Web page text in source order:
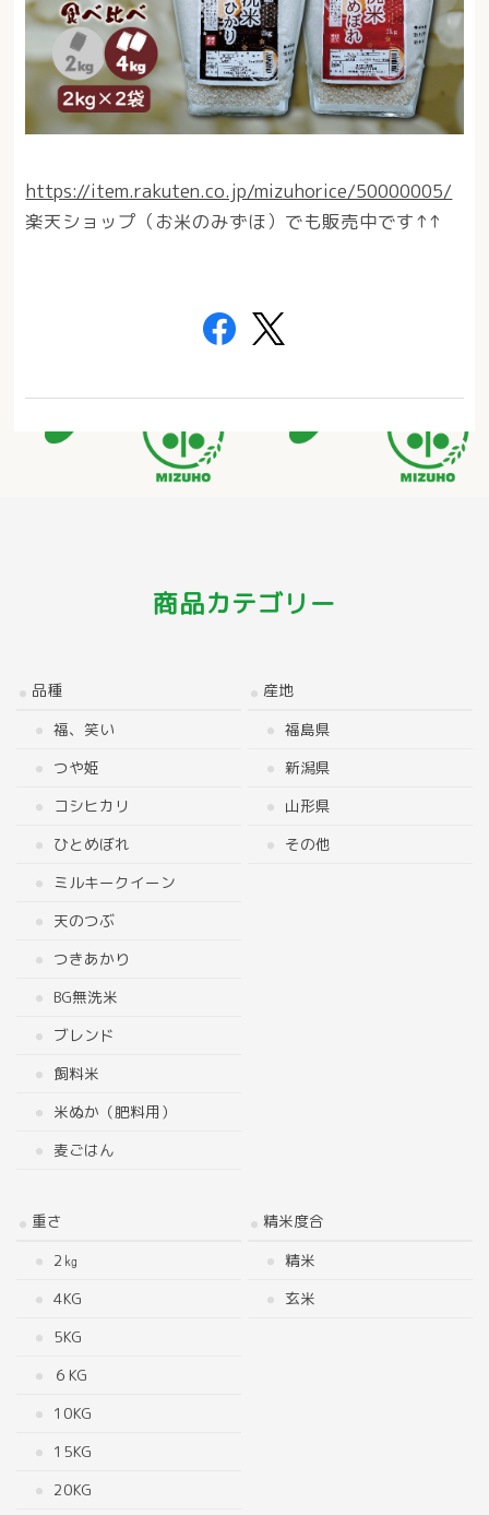
https://item.rakuten.co.jp/mizuhorice/50000005/
楽天ショップ（お米のみずほ）でも販売中です↑↑
商品カテゴリー
品種
福、笑い
つや姫
コシヒカリ
ひとめぼれ
ミルキークイーン
天のつぶ
つきあかり
BG無洗米
ブレンド
飼料米
米ぬか（肥料用）
麦ごはん
産地
福島県
新潟県
山形県
その他
重さ
2㎏
4KG
5KG
６KG
10KG
15KG
20KG
精米度合
精米
玄米